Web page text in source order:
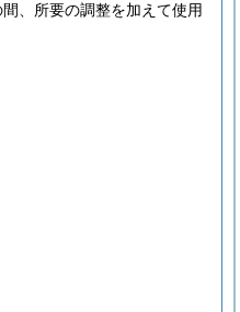
、所要の調整を加えて使用